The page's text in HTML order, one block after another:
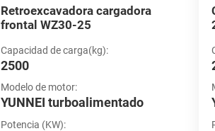
Retroexcavadora cargadora
frontal WZ30-25
Capacidad de carga(kg):
2500
Modelo de motor:
YUNNEI turboalimentado
Potencia (KW):